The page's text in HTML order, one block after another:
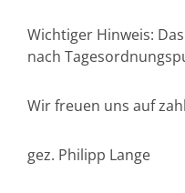
Wichtiger Hinweis:
nach
Wir freuen uns auf
gez. Philipp Lange